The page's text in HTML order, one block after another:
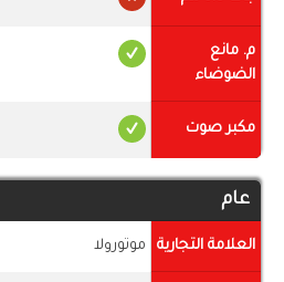
م. مانع
الضوضاء
مكبر صوت
عام
العلامة التجارية موتورولا